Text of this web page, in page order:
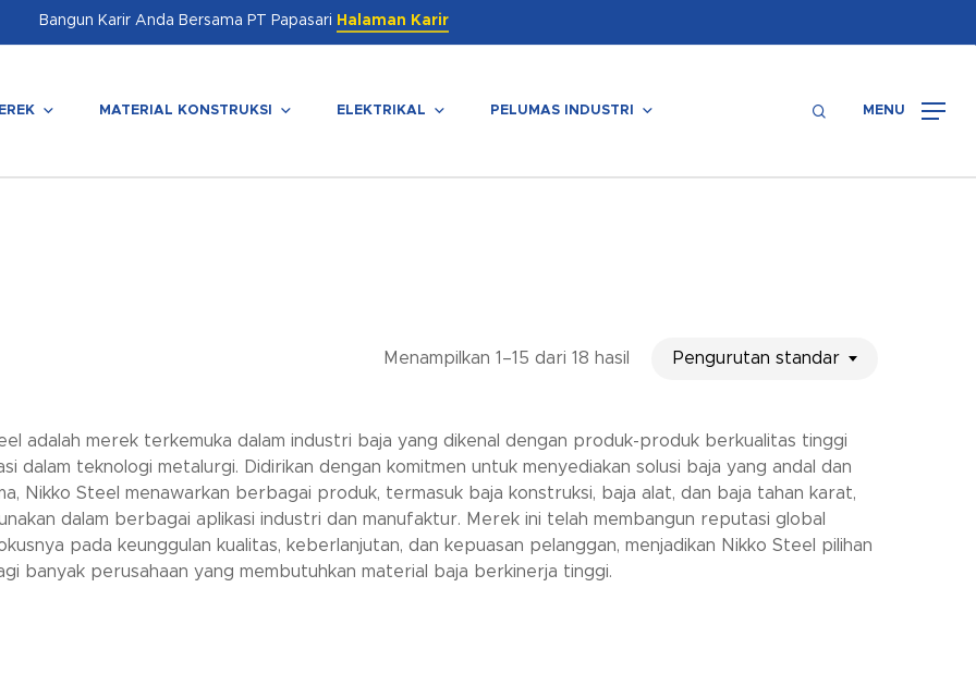
Bangun Karir Anda Bersama PT Papasari Halaman Karir
MATERIAL KONSTRUKSI ELEKTRIKAL PELUMAS INDUSTRI searchMENU
Menampilkan 1–15 dari 18 hasil Pengurutan standar
adalah merek terkemuka dalam industri baja yang dikenal dengan produk-produk berkualitas tinggi
dalam teknologi metalurgi. Didirikan dengan komitmen untuk menyediakan solusi baja yang andal dan
Nikko Steel menawarkan berbagai produk, termasuk baja konstruksi, baja alat, dan baja tahan karat,
dalam berbagai aplikasi industri dan manufaktur. Merek ini telah membangun reputasi global
pada keunggulan kualitas, keberlanjutan, dan kepuasan pelanggan, menjadikan Nikko Steel pilihan
banyak perusahaan yang membutuhkan material baja berkinerja tinggi.